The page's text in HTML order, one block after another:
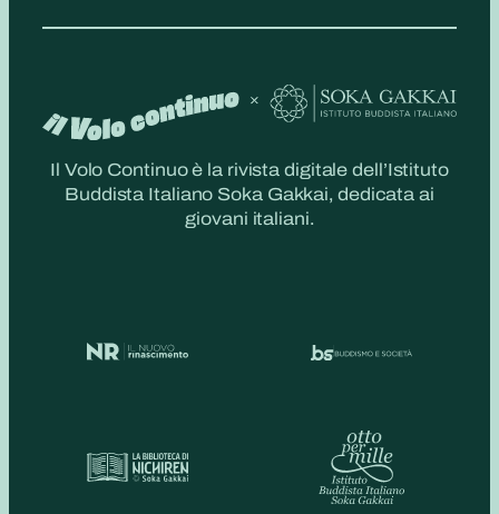
Il Volo Continuo è la rivista digitale dell’Istituto
Buddista Italiano Soka Gakkai, dedicata ai
giovani italiani.